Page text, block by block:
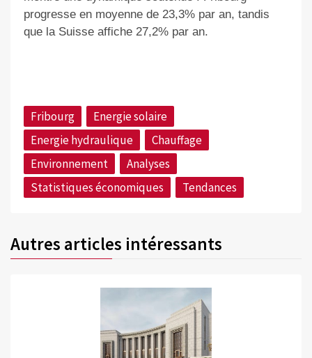
progresse en moyenne de 23,3% par an, tandis
que la Suisse affiche 27,2% par an.
Fribourg
Energie solaire
Energie hydraulique
Chauffage
Environnement
Analyses
Statistiques économiques
Tendances
Autres articles intéressants